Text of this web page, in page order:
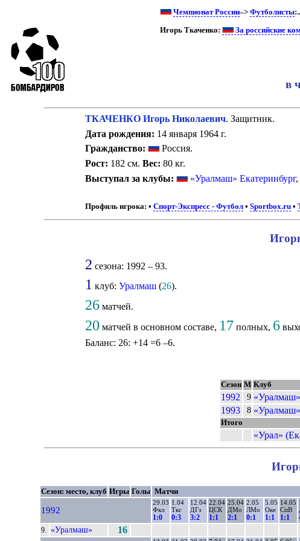
Чемпионат России–>Футболисты
Игорь Ткаченко: За российские
в
ТКАЧЕНКО Игорь Николаевич. Защитник.
Дата рождения: 14 января 1964 г.
Гражданство:
Россия.
Рост: 182 см. Вес: 80 кг.
Выступал за клубы:
«Уралмаш» Екатеринбург,
Профиль игрока: • Спорт-Экспресс - Футбол• Sportbox.ru•
2 сезона: 1992 – 93.
1 клуб: Уралмаш(26).
26матчей.
20 матчей в основном составе, 17 полных, 6
Баланс: 26: +14 =6 –6.
Сезон М Клуб
1992 9
1993
8
Итого
«Урал»
Сезон: место, клуб Игры Голы Матчи
1992
29.03
Фкл
1:0
1.04
Ткс
0:3
12.04
ДГз
3:2
22.04
ЦСК
1:1
25.04
ДМо
2:1
2.05
ЛМо
0:1
5.05
Оке
1:1
14.05
СпВ
1:1
9. «Уралмаш» 16